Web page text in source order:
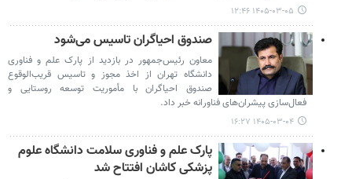
۱۴۰۵-۰۳-۰۵ ۱۲:۴۶
صندوق احیاگران تاسیس می‌شود
معاون رئیس‌جمهور در بازدید از پارک علم و فناوری
دانشگاه تهران از اخذ مجوز و تاسیس قریب‌الوقوع
صندوق احیاگران با مأموریت توسعه روستایی و
فعال‌سازی پیشران‌های فناورانه خبر داد.
۱۴۰۵-۰۳-۰۴ ۱۶:۲۷
پارک علم و فناوری سلامت دانشگاه علوم
پزشکی کاشان افتتاح شد